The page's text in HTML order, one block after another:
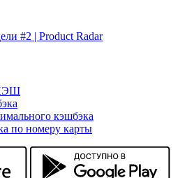
кэшбэка
по номеру карты